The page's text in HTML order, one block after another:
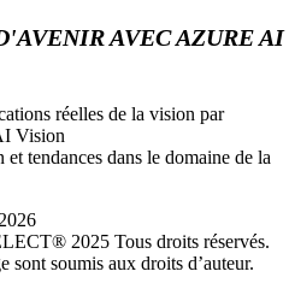
AVEC AZURE AI
réelles de la vision par
Vision
et tendances dans le domaine de la
2025 Tous droits réservés.
sont soumis aux droits d’auteur.